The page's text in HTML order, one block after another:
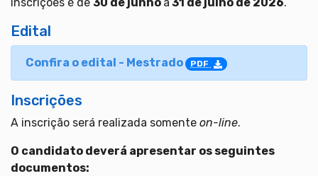
inscrições é de 30 de junho a 31 de julho de 2026.
Edital
Confira o edital - Mestrado PDF
Inscrições
A inscrição será realizada somente on-line.
O candidato deverá apresentar os seguintes
documentos: